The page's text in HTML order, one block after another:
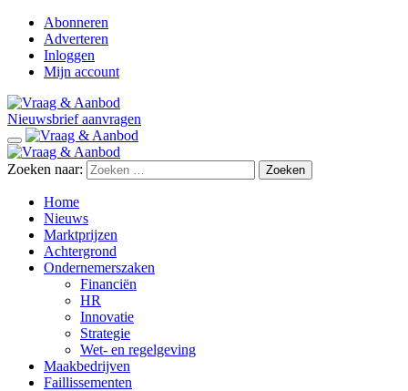
Abonneren
Adverteren
Inloggen
Mijn account
Nieuwsbrief aanvragen
Zoeken naar:
Home
Nieuws
Marktprijzen
Achtergrond
Ondernemerszaken
Financiën
HR
Innovatie
Strategie
Wet- en regelgeving
Maakbedrijven
Faillissementen